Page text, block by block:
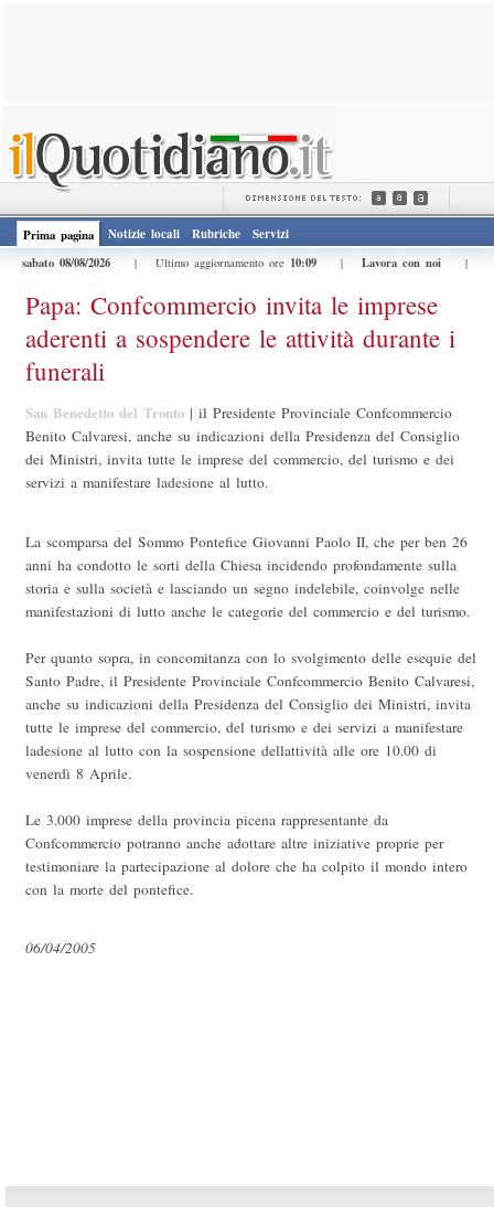
Prima pagina Notizie locali Rubriche
Servizi
sabato 08/08/2026
| Ultimo aggiornamento ore 10:09 | Lavora con noi |
Papa: Confcommercio invita le imprese
aderenti a sospendere le attività durante i
funerali
San Benedetto del Tronto | il Presidente Provinciale Confcommercio
Benito Calvaresi, anche su indicazioni della Presidenza del Consiglio
dei Ministri, invita tutte le imprese del commercio, del turismo e dei
servizi a manifestare ladesione al lutto.
La scomparsa del Sommo Pontefice Giovanni Paolo II, che per ben 26
anni ha condotto le sorti della Chiesa incidendo profondamente sulla
storia e sulla società e lasciando un segno indelebile, coinvolge nelle
manifestazioni di lutto anche le categorie del commercio e del turismo.
Per quanto sopra, in concomitanza con lo svolgimento delle esequie del
Santo Padre, il Presidente Provinciale Confcommercio Benito Calvaresi,
anche su indicazioni della Presidenza del Consiglio dei Ministri, invita
tutte le imprese del commercio, del turismo e dei servizi a manifestare
ladesione al lutto con la sospensione dellattività alle ore 10.00 di
venerdì 8 Aprile.
Le 3.000 imprese della provincia picena rappresentante da
Confcommercio potranno anche adottare altre iniziative proprie per
testimoniare la partecipazione al dolore che ha colpito il mondo intero
con la morte del pontefice.
06/04/2005